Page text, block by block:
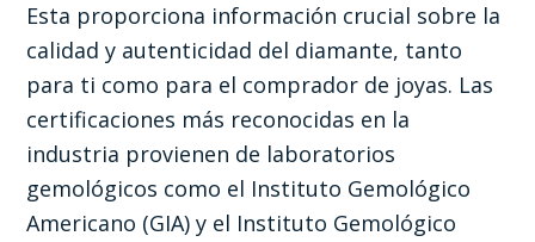
Esta proporciona información crucial sobre la
calidad y autenticidad del diamante, tanto
para ti como para el comprador de joyas. Las
certificaciones más reconocidas en la
industria provienen de laboratorios
gemológicos como el Instituto Gemológico
Americano (GIA) y el Instituto Gemológico